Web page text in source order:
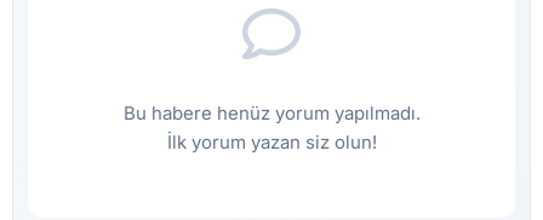
Bu habere henüz yorum yapılmadı.
İlk yorum yazan siz olun!